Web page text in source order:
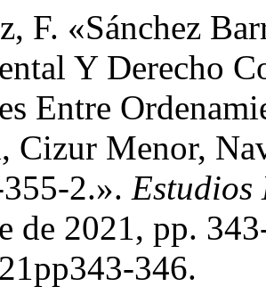
F. «Sánchez
Y Derecho
Entre
Cizur Menor,
2.». Estudios
de 2021, pp.
346.